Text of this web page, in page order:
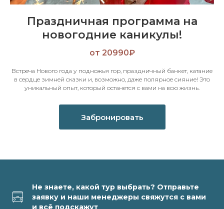
Праздничная программа на
новогодние каникулы!
от 20990₽
Встреча Нового года у подножья гор, праздничный банкет, катание
в сердце зимней сказки и, возможно, даже полярное сияние! Это
уникальный опыт, который останется с вами на всю жизнь.
Забронировать
Не знаете, какой тур выбрать? Отправьте
заявку и наши менеджеры свяжутся с вами
и всё подскажут